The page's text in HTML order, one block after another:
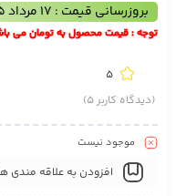
بروزرسانی قیمت : 17 مرداد 1405
توجه : قیمت محصول به تومان می
5
(دیدگاه کاربر5
)
موجود نیست
افزودن به علاقه مندی